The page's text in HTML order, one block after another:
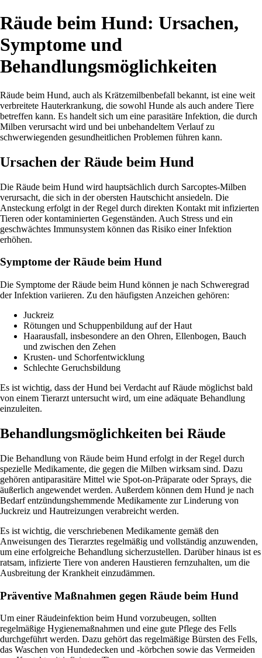
Räude beim Hund: Ursachen,
Symptome und
Behandlungsmöglichkeiten
Räude beim Hund, auch als Krätzemilbenbefall bekannt, ist eine weit
verbreitete Hauterkrankung, die sowohl Hunde als auch andere Tiere
betreffen kann. Es handelt sich um eine parasitäre Infektion, die durch
Milben verursacht wird und bei unbehandeltem Verlauf zu
schwerwiegenden gesundheitlichen Problemen führen kann.
Ursachen der Räude beim Hund
Die Räude beim Hund wird hauptsächlich durch Sarcoptes-Milben
verursacht, die sich in der obersten Hautschicht ansiedeln. Die
Ansteckung erfolgt in der Regel durch direkten Kontakt mit infizierten
Tieren oder kontaminierten Gegenständen. Auch Stress und ein
geschwächtes Immunsystem können das Risiko einer Infektion
erhöhen.
Symptome der Räude beim Hund
Die Symptome der Räude beim Hund können je nach Schweregrad
der Infektion variieren. Zu den häufigsten Anzeichen gehören:
Juckreiz
Rötungen und Schuppenbildung auf der Haut
Haarausfall, insbesondere an den Ohren, Ellenbogen, Bauch
und zwischen den Zehen
Krusten- und Schorfentwicklung
Schlechte Geruchsbildung
Es ist wichtig, dass der Hund bei Verdacht auf Räude möglichst bald
von einem Tierarzt untersucht wird, um eine adäquate Behandlung
einzuleiten.
Behandlungsmöglichkeiten bei Räude
Die Behandlung von Räude beim Hund erfolgt in der Regel durch
spezielle Medikamente, die gegen die Milben wirksam sind. Dazu
gehören antiparasitäre Mittel wie Spot-on-Präparate oder Sprays, die
äußerlich angewendet werden. Außerdem können dem Hund je nach
Bedarf entzündungshemmende Medikamente zur Linderung von
Juckreiz und Hautreizungen verabreicht werden.
Es ist wichtig, die verschriebenen Medikamente gemäß den
Anweisungen des Tierarztes regelmäßig und vollständig anzuwenden,
um eine erfolgreiche Behandlung sicherzustellen. Darüber hinaus ist es
ratsam, infizierte Tiere von anderen Haustieren fernzuhalten, um die
Ausbreitung der Krankheit einzudämmen.
Präventive Maßnahmen gegen Räude beim Hund
Um einer Räudeinfektion beim Hund vorzubeugen, sollten
regelmäßige Hygienemaßnahmen und eine gute Pflege des Fells
durchgeführt werden. Dazu gehört das regelmäßige Bürsten des Fells,
das Waschen von Hundedecken und -körbchen sowie das Vermeiden